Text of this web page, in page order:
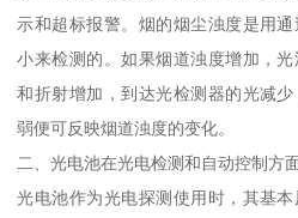
示和超标报警。烟的烟尘浊度是用
小来检测的。如果烟道浊度增加，
和折射增加，到达光检测器的光减
弱便可反映烟道浊度的变化。
二、光电池在光电检测和自动控制方
光电池作为光电探测使用时，其基